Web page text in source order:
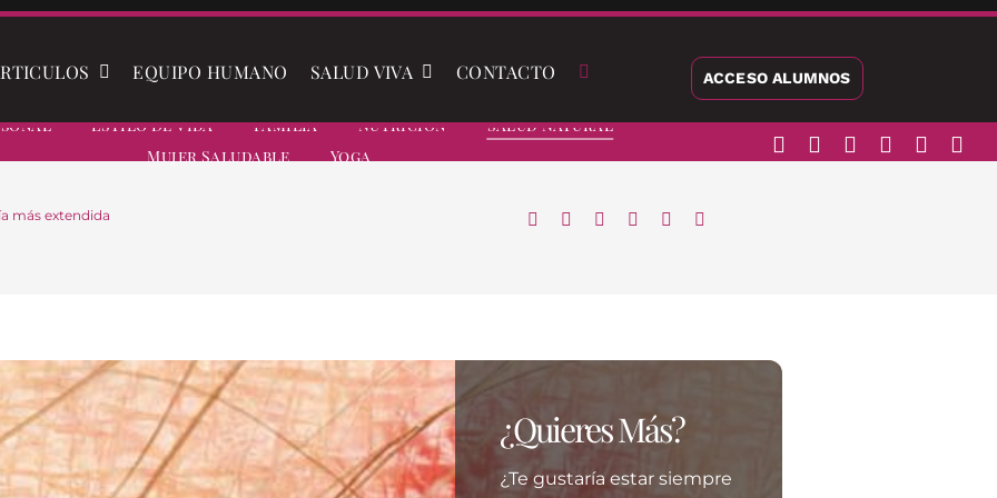
EQUIPO HUMANO SALUD VIVA CONTACTO ACCESO ALUMNOS
Estilo De Vida Familia Nutrición
Salud Natural
Mujer Saludable
Yoga
más extendida
¿Quieres Más?
¿Te gustaría estar siempre